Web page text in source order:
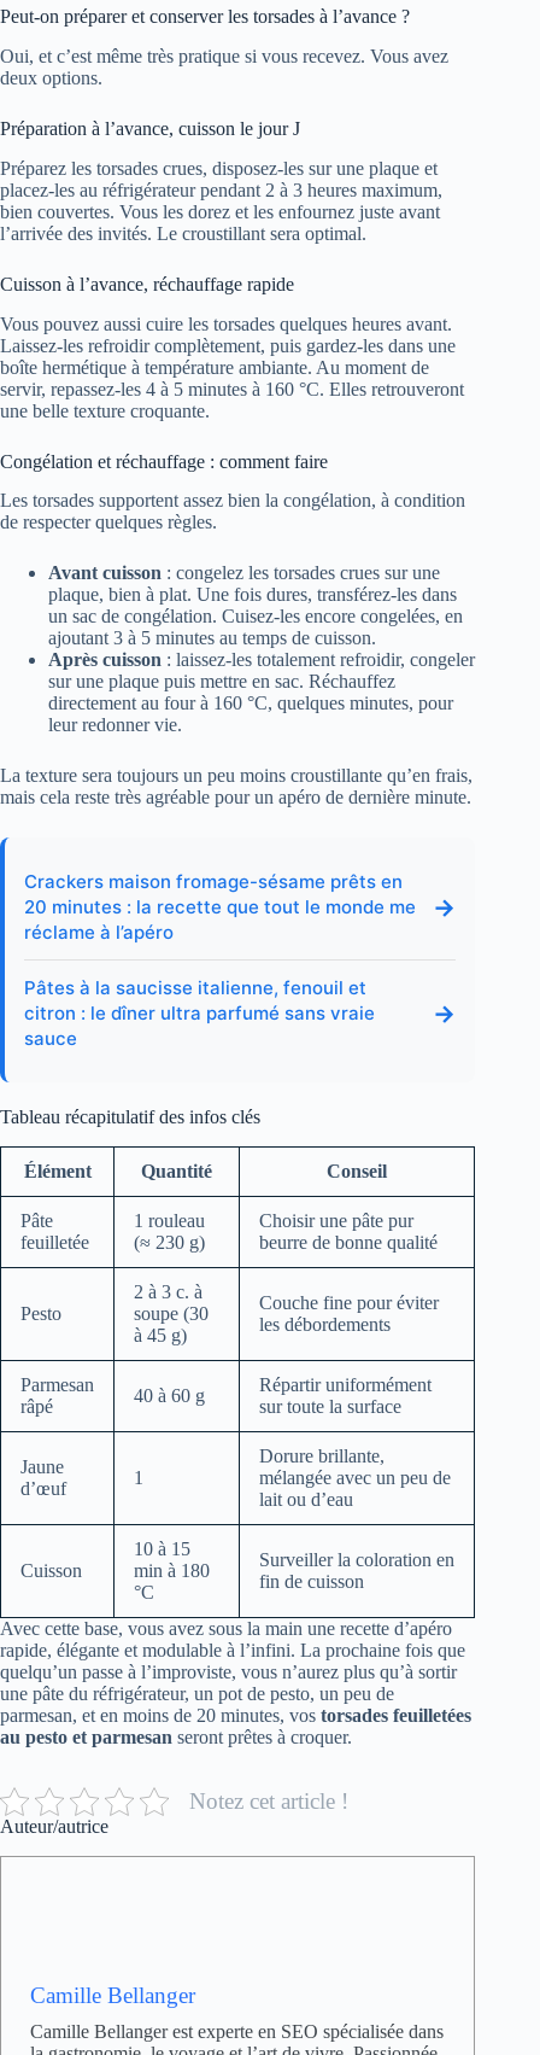
Peut-on préparer et conserver les torsades à l’avance ?
Oui, et c’est même très pratique si vous recevez. Vous avez
deux options.
Préparation à l’avance, cuisson le jour J
Préparez les torsades crues, disposez-les sur une plaque et
placez-les au réfrigérateur pendant 2 à 3 heures maximum,
bien couvertes. Vous les dorez et les enfournez juste avant
l’arrivée des invités. Le croustillant sera optimal.
Cuisson à l’avance, réchauffage rapide
Vous pouvez aussi cuire les torsades quelques heures avant.
Laissez-les refroidir complètement, puis gardez-les dans une
boîte hermétique à température ambiante. Au moment de
servir, repassez-les 4 à 5 minutes à 160 °C. Elles retrouveront
une belle texture croquante.
Congélation et réchauffage : comment faire
Les torsades supportent assez bien la congélation, à condition
de respecter quelques règles.
Avant cuisson : congelez les torsades crues sur une
plaque, bien à plat. Une fois dures, transférez-les dans
un sac de congélation. Cuisez-les encore congelées, en
ajoutant 3 à 5 minutes au temps de cuisson.
Après cuisson : laissez-les totalement refroidir, congeler
sur une plaque puis mettre en sac. Réchauffez
directement au four à 160 °C, quelques minutes, pour
leur redonner vie.
La texture sera toujours un peu moins croustillante qu’en frais,
mais cela reste très agréable pour un apéro de dernière minute.
Crackers maison fromage-sésame prêts en
20 minutes : la recette que tout le monde me
réclame à l’apéro
→
Pâtes à la saucisse italienne, fenouil et
citron : le dîner ultra parfumé sans vraie
sauce
→
Tableau récapitulatif des infos clés
Élément Quantité Conseil
Pâte
feuilletée
1 rouleau
(≈ 230 g)
Choisir une pâte pur
beurre de bonne qualité
Pesto
2 à 3 c. à
soupe (30
à 45 g)
Couche fine pour éviter
les débordements
Parmesan
râpé
40 à 60 g
Répartir uniformément
sur toute la surface
Jaune
d’œuf
1
Dorure brillante,
mélangée avec un peu de
lait ou d’eau
Cuisson
10 à 15
min à 180
°C
Surveiller la coloration en
fin de cuisson
Avec cette base, vous avez sous la main une recette d’apéro
rapide, élégante et modulable à l’infini. La prochaine fois que
quelqu’un passe à l’improviste, vous n’aurez plus qu’à sortir
une pâte du réfrigérateur, un pot de pesto, un peu de
parmesan, et en moins de 20 minutes, vos torsades feuilletées
au pesto et parmesan seront prêtes à croquer.
Notez cet article !
Auteur/autrice
Camille Bellanger
Camille Bellanger est experte en SEO spécialisée dans